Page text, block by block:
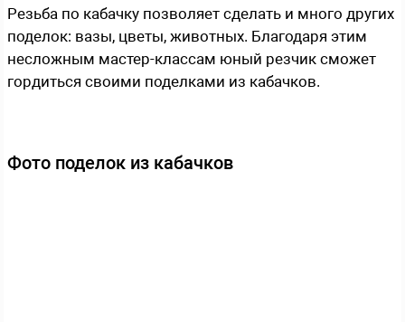
Резьба по кабачку позволяет сделать и много других
поделок: вазы, цветы, животных. Благодаря этим
несложным мастер-классам юный резчик сможет
гордиться своими поделками из кабачков.
Фото поделок из кабачков